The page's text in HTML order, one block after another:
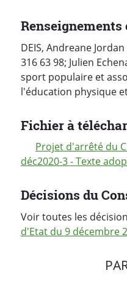
DEIS, Andreane
316 63 98; Julien
sport populaire et
l'éducation physique
Fichier à
Projet d'arrêté du
déc2020-3 - Texte
Décisions du
Voir toutes les
d'Etat du 9 décembre